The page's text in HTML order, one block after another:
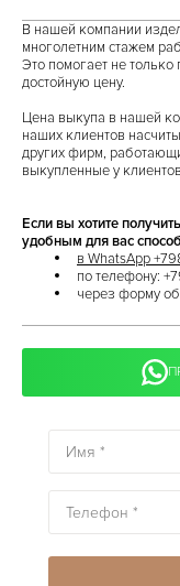
В нашей компании
многолетним стажем
Это помогает не только
достойную цену.
Цена выкупа в нашей
наших клиентов
других фирм,
выкупленные у
Если вы хотите
удобным для вас
в WhatsApp
по телефону:
через форму